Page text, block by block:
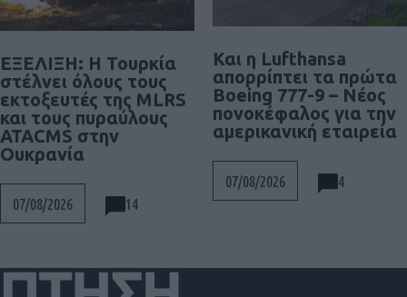
ΕΞΕΛΙΞΗ: H Τουρκία
στέλνει όλους τους
εκτοξευτές της MLRS
και τους πυραύλους
ATACMS στην
Ουκρανία
07/08/2026 14
Και η Lufthansa
απορρίπτει τα πρώτα
Boeing 777-9 – Νέος
πονοκέφαλος για την
αμερικανική εταιρεία
07/08/2026 4